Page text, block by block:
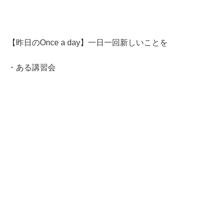
【昨日のOnce a day】一日一回新しいことを
・ある講習会